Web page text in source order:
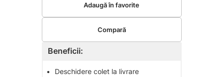
Beneficii:
• Deschidere colet la livrare
Adaugă în favorite
Compară